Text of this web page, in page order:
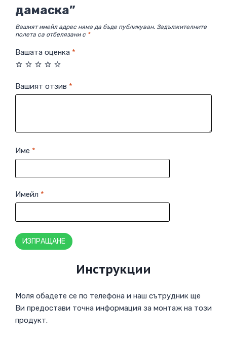
дамаска”
Вашият имейл адрес няма да бъде публикуван. Задължителните
полета са отбелязани с *
Вашата оценка *
Вашият отзив *
Име *
Имейл *
Инструкции
Моля обадете се по телефона и наш сътрудник ще
Ви предостави точна информация за монтаж на този
продукт.